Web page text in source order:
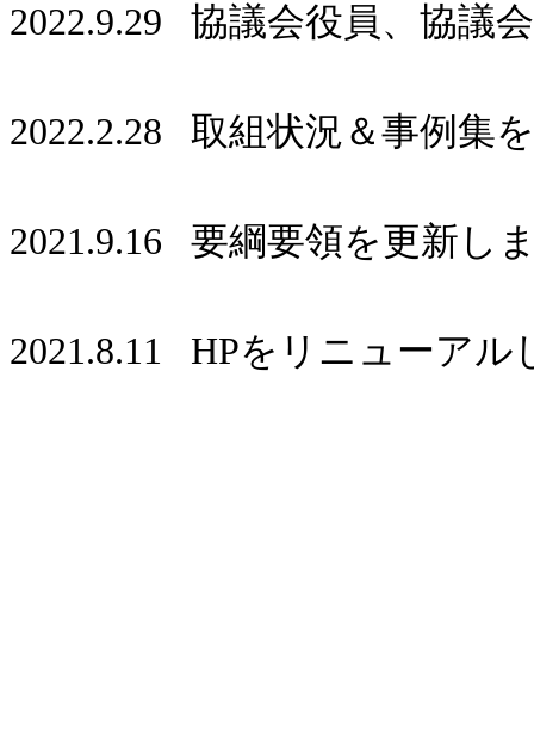
2022.9.29 協議会役員、協議
2022.2.28 取組状況＆事例集
2021.9.16 要綱要領を更新し
2021.8.11 HPをリニューアル